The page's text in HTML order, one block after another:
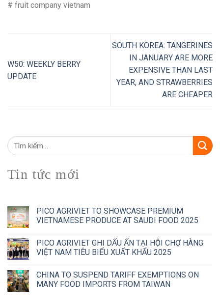
# fruit company vietnam
W50: WEEKLY BERRY
UPDATE
SOUTH KOREA: TANGERINES
IN JANUARY ARE MORE
EXPENSIVE THAN LAST
YEAR, AND STRAWBERRIES
ARE CHEAPER
Tin tức mới
PICO AGRIVIET TO SHOWCASE PREMIUM
VIETNAMESE PRODUCE AT SAUDI FOOD 2025
PICO AGRIVIET GHI DẤU ẤN TẠI HỘI CHỢ HÀNG
VIỆT NAM TIÊU BIỂU XUẤT KHẨU 2025
CHINA TO SUSPEND TARIFF EXEMPTIONS ON
MANY FOOD IMPORTS FROM TAIWAN